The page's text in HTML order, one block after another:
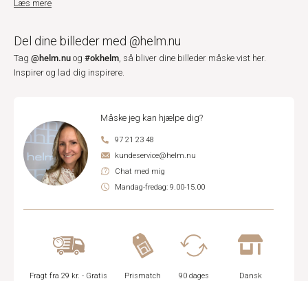
Læs mere
Del dine billeder med @helm.nu
Tag @helm.nu og #okhelm, så bliver dine billeder måske vist her.
Inspirer og lad dig inspirere.
Måske jeg kan hjælpe dig?
97 21 23 48
kundeservice@helm.nu
Chat med mig
Mandag-fredag: 9.00-15.00
Fragt fra 29 kr. - Gratis
Prismatch
90 dages
Dansk